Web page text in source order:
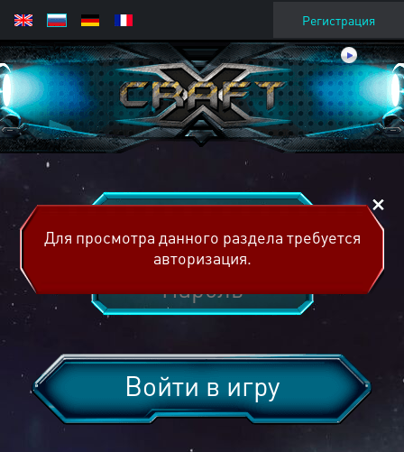
Регистрация
Войти в игру
Для просмотра данного раздела требуется
авторизация.